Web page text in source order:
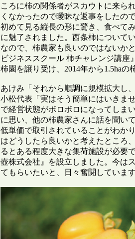
ころに柿の関係者がスカウトに来ら
くなかったので曖昧な返事をしたの
初めて見る縦長の形に驚き、食べて
に魅了されました。西条柿について
なので、柿農家も良いのではないか
ビジネススクール 柿チャレンジ講
柿園を譲り受け、2014年から1.5haの
あけみ「それから順調に規模拡大し
小松代表「実はそう簡単にはいきま
で経営状態がボロボロになってしま
に思い、他の柿農家さんに話を聞い
低単価で取引されていることがわか
はどうしたら良いかと考えたところ
るとある程度大きな集荷施設が必要
壺株式会社』を設立しました。今は
てもらいたいと、日々奮闘しています